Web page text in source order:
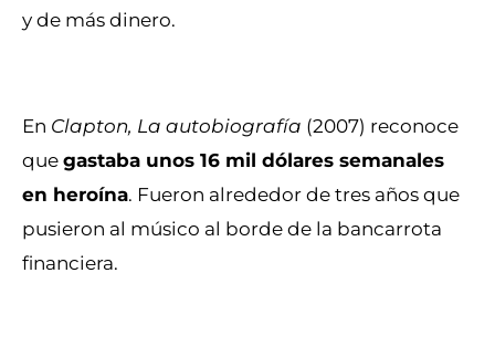
y de más dinero.
En Clapton, La autobiografía (2007) reconoce
quegastaba unos 16 mil dólares semanales
en heroína. Fueron alrededor de tres años que
pusieron al músico al borde de la bancarrota
financiera.